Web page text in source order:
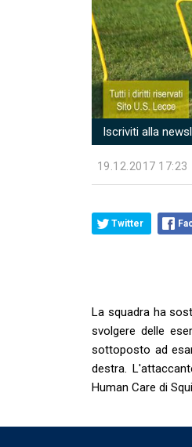
Iscriviti alla
19.12.2017 17:23
Twitter
La squadra ha
svolgere delle
sottoposto ad
destra.
Human Care di